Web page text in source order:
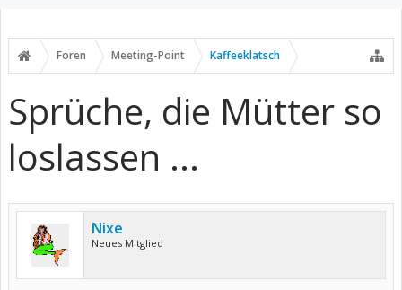
Foren Meeting-Point Kaffeeklatsch
Sprüche, die Mütter so
loslassen ...
Nixe
Neues Mitglied